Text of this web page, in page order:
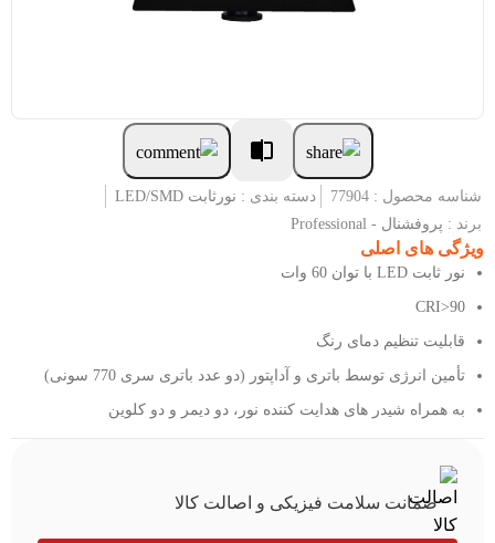
شناسه محصول : 77904 دسته بندی : نورثابت LED/SMD
برند : پروفشنال - Professional
ویژگی های اصلی
نور ثابت LED با توان 60 وات
CRI>90
قابلیت تنظیم دمای رنگ
تأمین انرژی توسط باتری و آداپتور (دو عدد باتری سری 770 سونی)
به همراه شیدر های هدایت کننده نور، دو دیمر و دو کلوین
ضمانت سلامت فیزیکی و اصالت کالا